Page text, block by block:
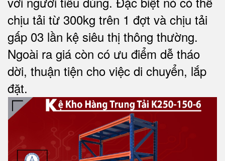
chịu tải từ 300kg trên 1 đợt và chịu tải
gấp 03 lần kệ siêu thị thông thường.
Ngoài ra giá còn có ưu điểm dễ tháo
dời, thuận tiện cho việc di chuyển, lắp
đặt.